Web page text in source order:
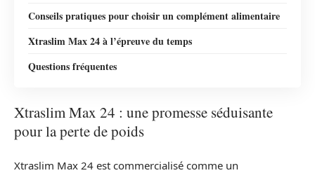
Conseils pratiques pour choisir un complément alimentaire
Xtraslim Max 24 à l’épreuve du temps
Questions fréquentes
Xtraslim Max 24 : une promesse séduisante
pour la perte de poids
Xtraslim Max 24 est commercialisé comme un